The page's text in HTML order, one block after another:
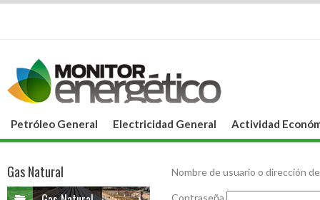
Petróleo General Electricidad General Actividad
Nombre de usuario o dirección
Contraseña
Gas Natural